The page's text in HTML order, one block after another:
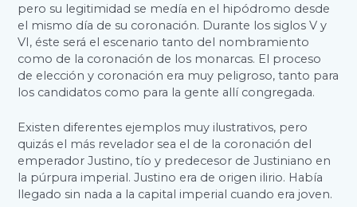
pero su legitimidad se medía en el hipódromo desde
el mismo día de su coronación. Durante los siglos V y
VI, éste será el escenario tanto del nombramiento
como de la coronación de los monarcas. El proceso
de elección y coronación era muy peligroso, tanto para
los candidatos como para la gente allí congregada.
Existen diferentes ejemplos muy ilustrativos, pero
quizás el más revelador sea el de la coronación del
emperador Justino, tío y predecesor de Justiniano en
la púrpura imperial. Justino era de origen ilirio. Había
llegado sin nada a la capital imperial cuando era joven.